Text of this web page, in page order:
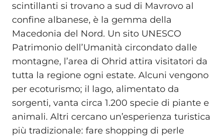
scintillanti si trovano a sud di Mavrovo al
confine albanese, è la gemma della
Macedonia del Nord. Un sito UNESCO
Patrimonio dell’Umanità circondato dalle
montagne, l’area di Ohrid attira visitatori da
tutta la regione ogni estate. Alcuni vengono
per ecoturismo; il lago, alimentato da
sorgenti, vanta circa 1.200 specie di piante e
animali. Altri cercano un’esperienza turistica
più tradizionale: fare shopping di perle